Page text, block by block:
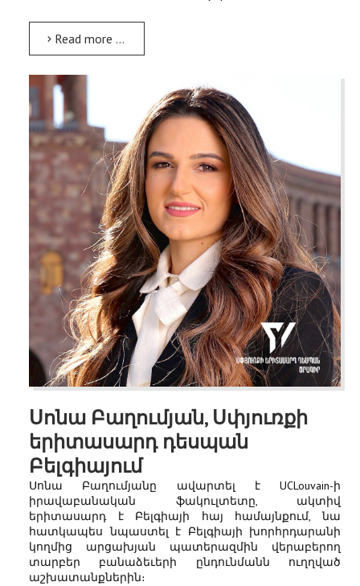
Read more …
Սոնա Բաղումյան, Սփյուռքի
երիտասարդ դեսպան
Բելգիայում
Սոնա Բաղումյանը ավարտել է UCLouvain-ի
իրավաբանական ֆակուլտետը, ակտիվ
երիտասարդ է Բելգիայի հայ համայնքում, նա
հատկապես նպաստել է Բելգիայի խորհրդարանի
կողմից արցախյան պատերազմին վերաբերող
տարբեր բանաձեւերի ընդունմանն ուղղված
աշխատանքներին։